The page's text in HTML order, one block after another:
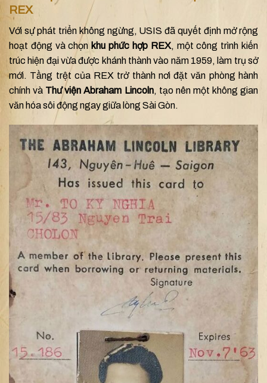
REX
Với sự phát triển không ngừng, USIS đã quyết định mở rộng
hoạt động và chọn khu phức hợp REX, một công trình kiến
trúc hiện đại vừa được khánh thành vào năm 1959, làm trụ sở
mới. Tầng trệt của REX trở thành nơi đặt văn phòng hành
chính và Thư viện Abraham Lincoln, tạo nên một không gian
văn hóa sôi động ngay giữa lòng Sài Gòn.